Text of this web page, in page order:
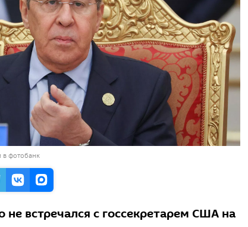
в фотобанк
не встречался с госсекретарем США на